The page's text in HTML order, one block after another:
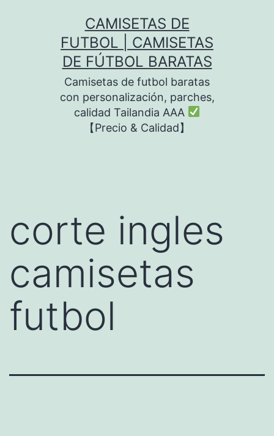
CAMISETAS DE
FUTBOL | CAMISETAS
DE FÚTBOL BARATAS
Camisetas de futbol baratas
con personalización, parches,
calidad Tailandia AAA
【Precio & Calidad】
corte ingles
camisetas
futbol